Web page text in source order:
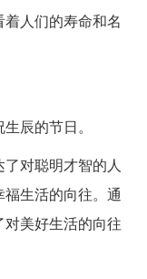
人们的寿命和名
辰的节日。
对聪明才智的人
生活的向往。通
美好生活的向往